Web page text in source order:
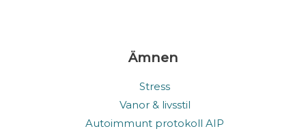
Ämnen
Stress
Vanor & livsstil
Autoimmunt protokoll AIP